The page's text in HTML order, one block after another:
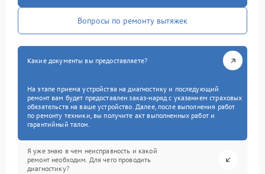
Вопросы по ремонту вытяжек
Какие документы вы предоставляете?
На этапе приема устройства на диагностику и последующий
ремонт вам будет предоставлен заказ-наряд с указанием страховых
обязательств на ваше устройство. Далее, после выполнения работ
по ремонту техники, вы получите акт выполненных работ и
гарантийный талон.
Я уже знаю в чем неисправность и какой
ремонт необходим. Для чего проводить
диагностику?